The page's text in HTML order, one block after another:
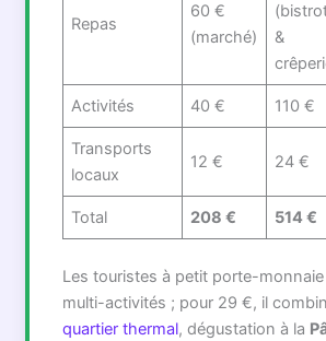
Repas
60 €
(marché)
&
Activités 40 € 110 €
Transports
locaux
12 € 24 €
Total 208 € 514 €
Les touristes à petit porte-
multi-activités ; pour 29 €, il
quartier thermal, dégustation à la